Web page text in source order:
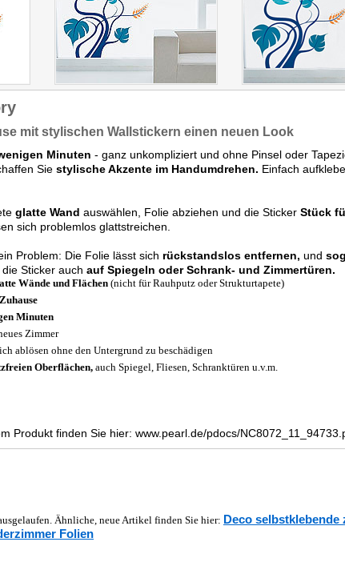
mit stylischen Wallstickern einen neuen Look
Minuten - ganz unkompliziert und ohne Pinsel oder
Sie stylische Akzente im Handumdrehen. Einfach
glatte Wand auswählen, Folie abziehen und die Sticker Stück
sich problemlos glattstreichen.
Problem: Die Folie lässt sich rückstandslos entfernen, und
Sticker auch auf Spiegeln oder Schrank- und Zimmertüren.
Wände und Flächen(nicht für Rauhputz oder Strukturtapete)
Minuten
Zimmer
ablösen ohne den Untergrund zu beschädigen
Oberflächen, auch Spiegel, Fliesen, Schranktüren u.v.m.
Produkt finden Sie hier: www.pearl.de/pdocs/
Ähnliche, neue Artikel finden Sie hier: Deco selbstklebende
Folien